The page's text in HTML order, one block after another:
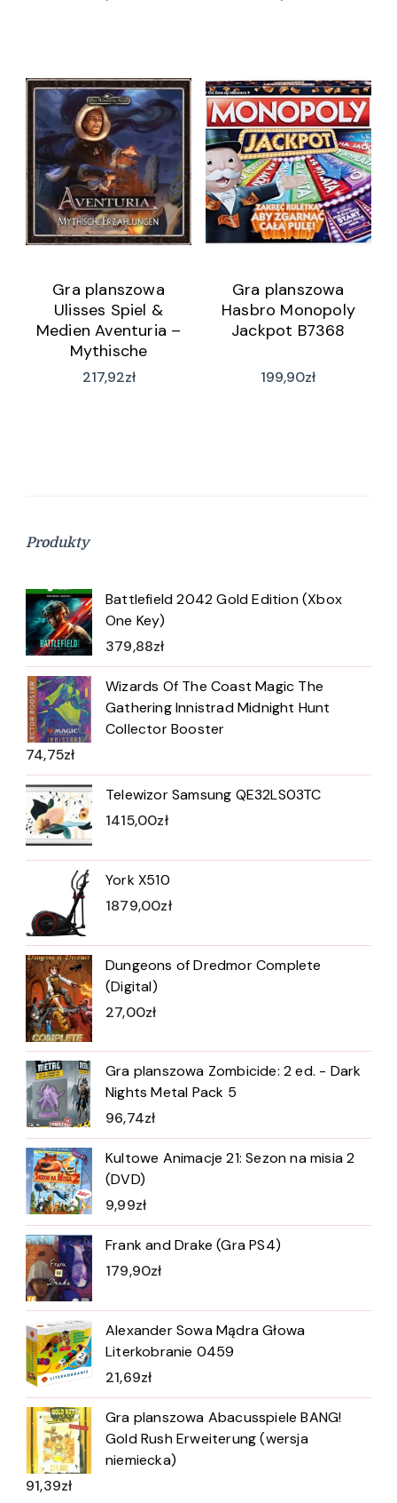
Gra planszowa
Ulisses Spiel &
Medien Aventuria –
Mythische
Geschichten Box
217,92zł
Gra planszowa
Hasbro Monopoly
Jackpot B7368
199,90zł
Produkty
Battlefield 2042 Gold Edition (Xbox
One Key)
379,88zł
Wizards Of The Coast Magic The
Gathering Innistrad Midnight Hunt
Collector Booster
74,75zł
Telewizor Samsung QE32LS03TC
1415,00zł
York X510
1879,00zł
Dungeons of Dredmor Complete
(Digital)
27,00zł
Gra planszowa Zombicide: 2 ed. - Dark
Nights Metal Pack 5
96,74zł
Kultowe Animacje 21: Sezon na misia 2
(DVD)
9,99zł
Frank and Drake (Gra PS4)
179,90zł
Alexander Sowa Mądra Głowa
Literkobranie 0459
21,69zł
Gra planszowa Abacusspiele BANG!
Gold Rush Erweiterung (wersja
niemiecka)
91,39zł